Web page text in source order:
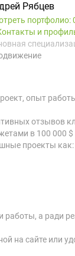
Рябцев
портфолио:
и
опыт
отзывов
в 100 000 $
проекты как:
работы, а ради
на сайте или